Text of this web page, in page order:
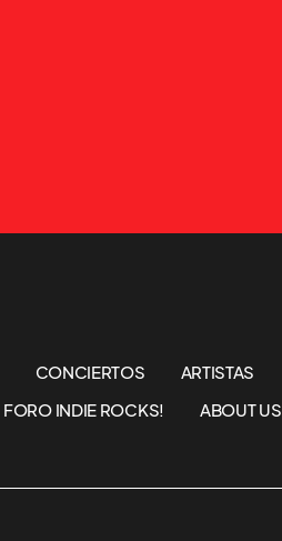
CONCIERTOS ARTISTAS
FORO INDIE ROCKS! ABOUT US